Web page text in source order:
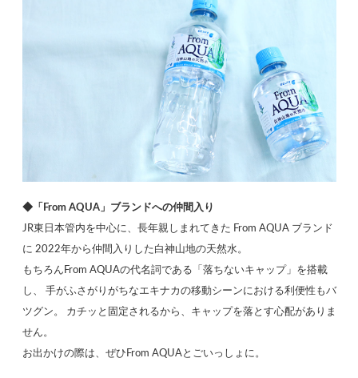
◆「From AQUA」ブランドへの仲間入り
JR東日本管内を中心に、長年親しまれてきた From AQUA ブランド
に 2022年から仲間入りした白神山地の天然水。
もちろんFrom AQUAの代名詞である「落ちないキャップ」を搭載
し、 手がふさがりがちなエキナカの移動シーンにおける利便性もバ
ツグン。 カチッと固定されるから、キャップを落とす心配がありま
せん。
お出かけの際は、ぜひFrom AQUAとごいっしょに。